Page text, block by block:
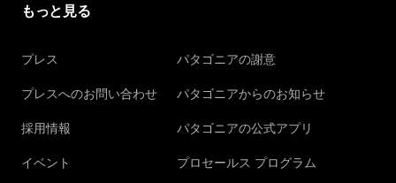
もっと見る
プレス
プレスへのお問い合わせ
採用情報
イベント
パタゴニアの謝意
パタゴニアからのお知らせ
パタゴニアの公式アプリ
プロセールス プログラム